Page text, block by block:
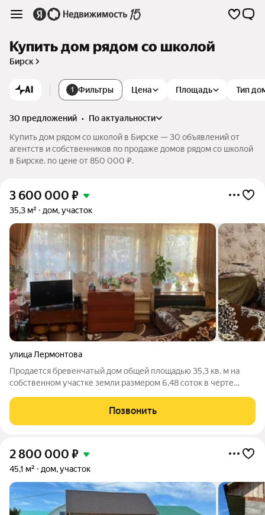
Купить дом рядом со школой
Бирск
AI 1 Фильтры Цена Площадь Тип
30 предложений •
по актуальности
Купить дом рядом со школой в Бирске — 30 объявлений от
агентств и собственников по продаже домов рядом со школой
в Бирске. по цене от 850 000 ₽.
3 600 000 ₽
35,3 м² дом, участок
улица Лермонтова
Продается бревенчатый дом общей площадью 35,3 кв. м на
собственном участке земли размером 6,48 соток в черте
проживанию благодаря центральным коммуникациям:
магистральному водопроводу и
Позвонить
2 800 000 ₽
45,1 м² дом, участок